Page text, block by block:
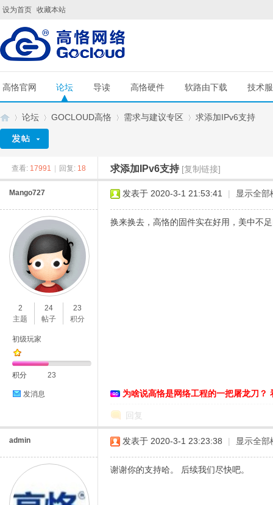
设为首页 收藏本站
高恪官网 论坛 导读 高恪硬件 软路由下载 技术
»
论坛
›
GOCLOUD高恪
›
需求与建议专区
›
求添加IPv6支持
查看: 17991 回复: 18 求添加IPv6支持 [复制链接]
Mango727
2
主题
24
帖子
23
积分
初级玩家
积分 23
发消息
发表于 2020-3-1 21:53:41 | 显示全部
换来换去，高恪的固件实在好用，美中不
为啥说高恪是网络工程的一把屠龙刀？
回复
admin 发表于 2020-3-1 23:23:38 | 显示全部
谢谢你的支持哈。 后续我们尽快吧。